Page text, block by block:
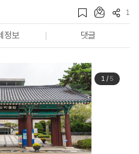
1
정보 댓글
1/ 5